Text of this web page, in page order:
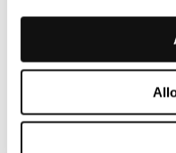
offline kommunikation
och marknadsagenter i
AB (publ) är noterat på